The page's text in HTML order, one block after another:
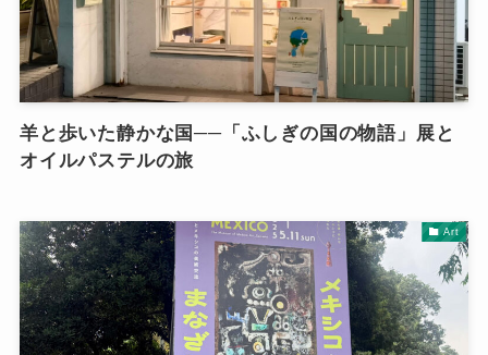
羊と歩いた静かな国──「ふしぎの国の物語」展と
オイルパステルの旅
Art